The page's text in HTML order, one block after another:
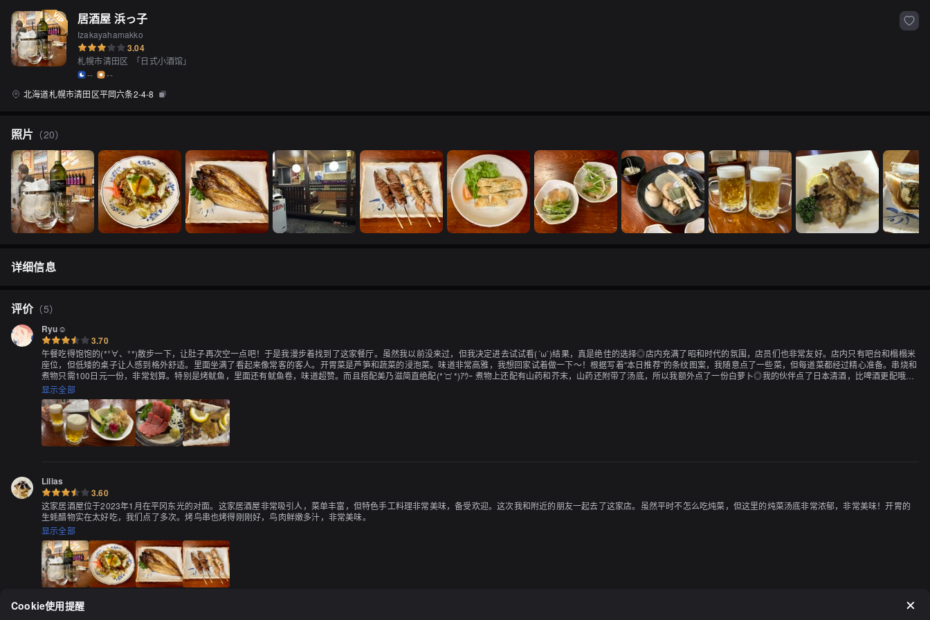
居酒屋 浜っ子
Izakayahamakko
3.04
札幌市清田区 「日式小酒馆」
--
--
北海道札幌市清田区平岡六条2-4-8
照片 （20）
详细信息
评价（5）
Ryu☺︎
3.70
午餐吃得饱饱的(*°∀、°*)散步一下，让肚子再次空一点吧！于是我漫步着找到了这家餐厅。虽然我以前没来过，但我决定进去试试看(´ω`)结果，真是绝佳的选择◎店内充满了昭和时代的氛围，店员们也非常友好。店内只有吧台和榻榻米
座位，但低矮的桌子让人感到格外舒适。里面坐满了看起来像常客的客人。开胃菜是芦笋和蔬菜的浸泡菜。味道非常高雅，我想回家试着做一下〜！根据写着“本日推荐”的条纹图案，我随意点了一些菜，但每道菜都经过精心准备。串烧和
煮物只需100日元一份，非常划算。特别是烤鱿鱼，里面还有鱿鱼卷，味道超赞。而且搭配美乃滋简直绝配(*´□`*)ｱｳｰ 煮物上还配有山药和芥末，山药还附带了汤底，所以我额外点了一份白萝卜◎我的伙伴点了日本清酒，比啤酒更配哦，
他很开心(￣▽￣)账单大约两人共8000日元！不用担心点菜，如果一个人4000日元的话还是很划算的♪散步回来真是太好了( ¨̮ )下次还会再来的。用餐愉快！
显示全部
Lilias
3.60
这家居酒屋位于2023年1月在平冈东光的对面。这家居酒屋非常吸引人，菜单丰富，但特色手工料理非常美味，备受欢迎。这次我和附近的朋友一起去了这家店。虽然平时不怎么吃炖菜，但这里的炖菜汤底非常浓郁，非常美味！开胃的
生蚝醋物实在太好吃，我们点了多次。烤鸟串也烤得刚刚好，鸟肉鲜嫩多汁，非常美味。
显示全部
Cookie使用提醒